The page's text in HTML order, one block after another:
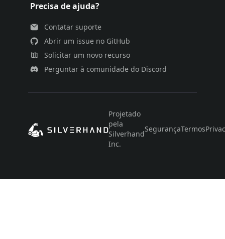
Precisa de ajuda?
Contatar suporte
Abrir um issue no GitHub
Solicitar um novo recurso
Perguntar à comunidade do Discord
Projetado
pela
Silverhand
Inc.
SegurançaTermos